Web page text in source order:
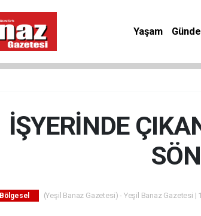
Yaşam
İŞYERİNDE
Bölgesel (Yeşil Banaz Gazetesi) - Yeşil Banaz Gazetesi |